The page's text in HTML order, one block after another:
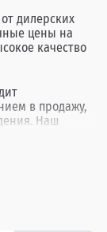
дилерских
цены на
качество
в продажу,
Наш
для